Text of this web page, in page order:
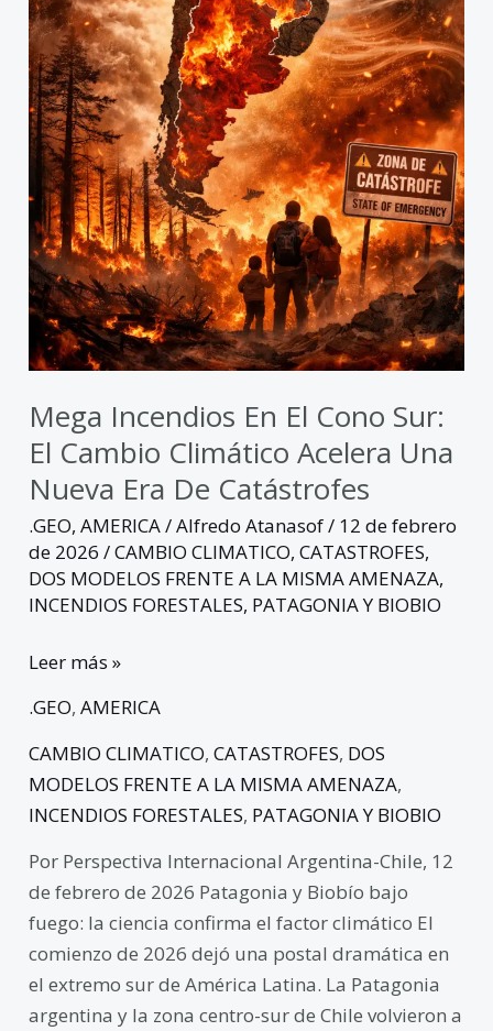
Mega Incendios En El Cono Sur:
El Cambio Climático Acelera Una
Nueva Era De Catástrofes
.GEO,AMERICA/Alfredo Atanasof/ 12 de febrero
de 2026/CAMBIO CLIMATICO,CATASTROFES,
DOS MODELOS FRENTE A LA MISMA AMENAZA,
INCENDIOS FORESTALES, PATAGONIA Y BIOBIO
acelera
una
nueva
era
de
catástrofes
Leer más »
.GEO,AMERICA
CAMBIO CLIMATICO,CATASTROFES, DOS
MODELOS FRENTE A LA MISMA AMENAZA,
INCENDIOS FORESTALES, PATAGONIA Y BIOBIO
Por Perspectiva Internacional Argentina-Chile, 12
de febrero de 2026 Patagonia y Biobío bajo
fuego: la ciencia confirma el factor climático El
comienzo de 2026 dejó una postal dramática en
el extremo sur de América Latina. La Patagonia
argentina y la zona centro-sur de Chile volvieron a